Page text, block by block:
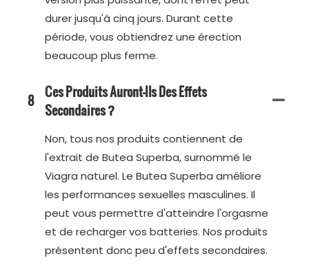
durer jusqu'à cinq jours. Durant cette
période, vous obtiendrez une érection
beaucoup plus ferme.
8 Ces Produits Auront-Ils Des Effets
Secondaires ?
Non, tous nos produits contiennent de
l'extrait de Butea Superba, surnommé le
Viagra naturel. Le Butea Superba améliore
les performances sexuelles masculines. Il
peut vous permettre d'atteindre l'orgasme
et de recharger vos batteries. Nos produits
présentent donc peu d'effets secondaires.